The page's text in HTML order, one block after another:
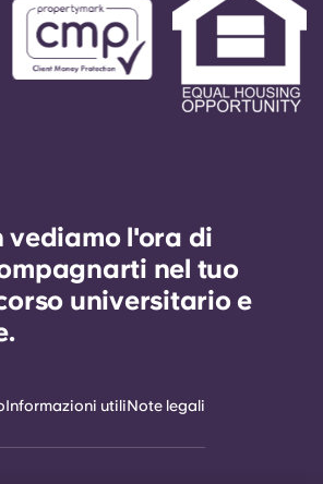
vediamo l'ora di
nel tuo
universitario e
Informazioni utiliNote legali